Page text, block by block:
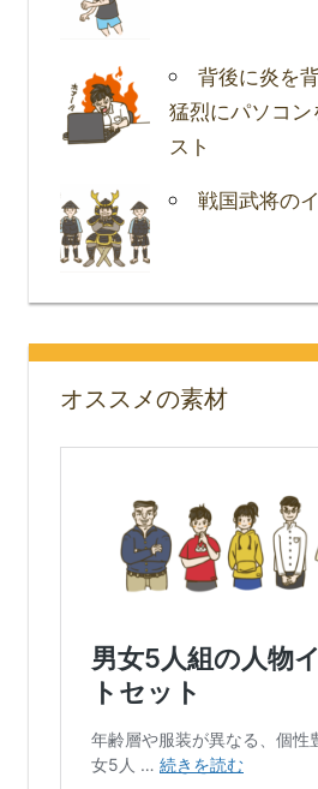
背後に炎を
猛烈にパソコ
スト
戦国武将の
オススメの素材